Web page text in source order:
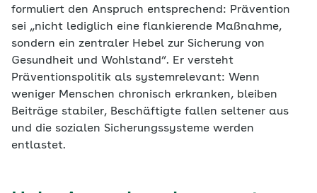
formuliert den Anspruch entsprechend: Prävention
sei „nicht lediglich eine flankierende Maßnahme,
sondern ein zentraler Hebel zur Sicherung von
Gesundheit und Wohlstand“. Er versteht
Präventionspolitik als systemrelevant: Wenn
weniger Menschen chronisch erkranken, bleiben
Beiträge stabiler, Beschäftigte fallen seltener aus
und die sozialen Sicherungssysteme werden
entlastet.